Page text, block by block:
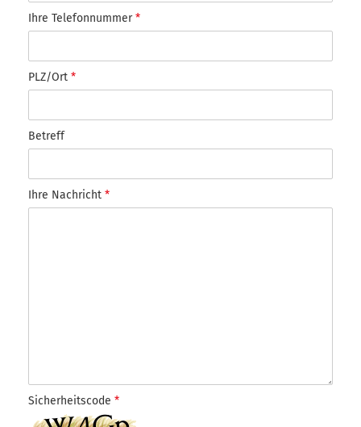
Ihre Telefonnummer*
PLZ/Ort *
Betreff
Ihre Nachricht *
Sicherheitscode *